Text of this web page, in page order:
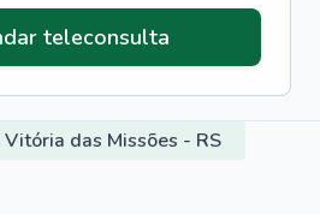
teleconsulta
das Missões - RS